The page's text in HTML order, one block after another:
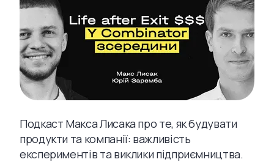
Подкаст Макса Лисака про те, як будувати
продукти та компанії: важливість
експериментів та виклики підприємництва.